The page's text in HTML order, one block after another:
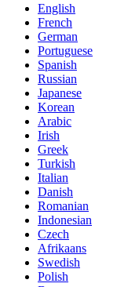
English
French
German
Portuguese
Spanish
Russian
Japanese
Korean
Arabic
Irish
Greek
Turkish
Italian
Danish
Romanian
Indonesian
Czech
Afrikaans
Swedish
Polish